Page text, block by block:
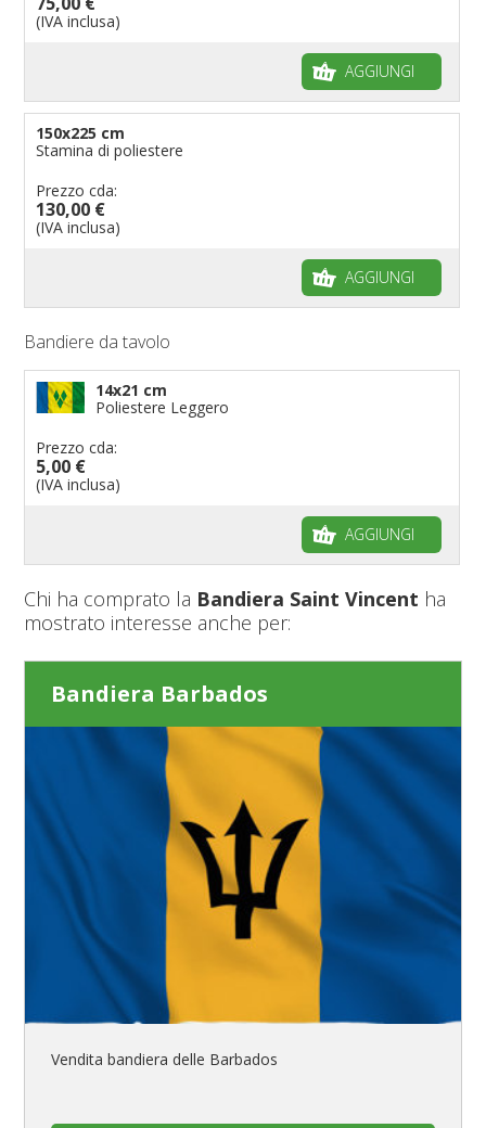
(IVA inclusa)
AGGIUNGI
150x225 cm
Stamina di poliestere
Prezzo cda:
130,00 €
(IVA inclusa)
AGGIUNGI
Bandiere da tavolo
14x21 cm
Poliestere Leggero
Prezzo cda:
5,00 €
(IVA inclusa)
AGGIUNGI
Chi ha comprato la Bandiera Saint Vincent ha
mostrato interesse anche per:
Bandiera Barbados
Vendita bandiera delle Barbados